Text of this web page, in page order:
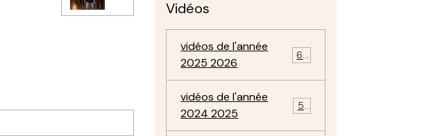
Vidéos
vidéos de l'année
2025 2026
69
vidéos de l'année
2024 2025
57